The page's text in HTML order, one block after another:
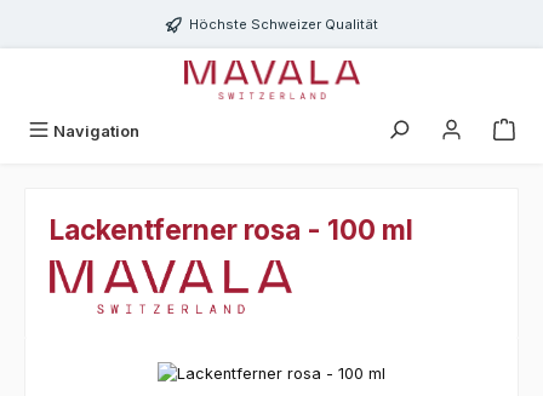
Zum Hauptinhalt springenHöchste Schweizer Qualität
Navigation
Lackentferner rosa - 100 ml
Bildergalerie überspringen